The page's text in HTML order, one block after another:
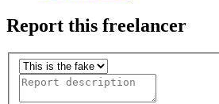
Report this freelancer